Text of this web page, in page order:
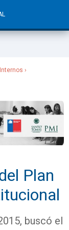
Plan
buscó el